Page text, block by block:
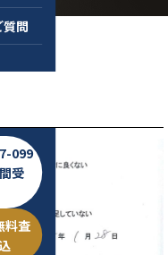
問
099
受
料査
1月